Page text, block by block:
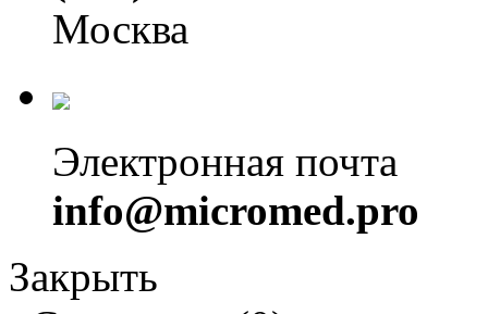
Москва
Электронная почта
info@micromed.pro
Закрыть